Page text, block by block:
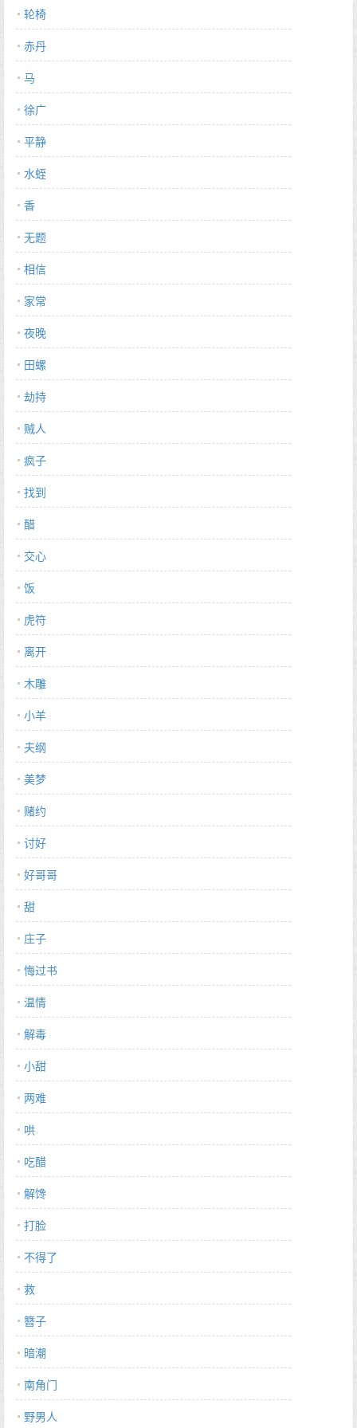
轮椅
赤丹
马
徐广
平静
水蛭
香
无题
相信
家常
夜晚
田螺
劫持
贼人
疯子
找到
醋
交心
饭
虎符
离开
木雕
小羊
夫纲
美梦
赌约
讨好
好哥哥
甜
庄子
悔过书
温情
解毒
小甜
两难
哄
吃醋
解馋
打脸
不得了
救
簪子
暗潮
南角门
野男人